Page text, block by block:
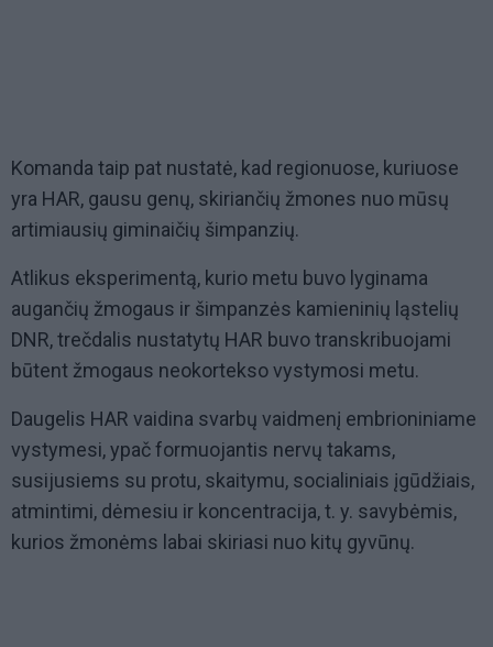
Komanda taip pat nustatė, kad regionuose, kuriuose
yra HAR, gausu genų, skiriančių žmones nuo mūsų
artimiausių giminaičių šimpanzių.
Atlikus eksperimentą, kurio metu buvo lyginama
augančių žmogaus ir šimpanzės kamieninių ląstelių
DNR, trečdalis nustatytų HAR buvo transkribuojami
būtent žmogaus neokortekso vystymosi metu.
Daugelis HAR vaidina svarbų vaidmenį embrioniniame
vystymesi, ypač formuojantis nervų takams,
susijusiems su protu, skaitymu, socialiniais įgūdžiais,
atmintimi, dėmesiu ir koncentracija, t. y. savybėmis,
kurios žmonėms labai skiriasi nuo kitų gyvūnų.